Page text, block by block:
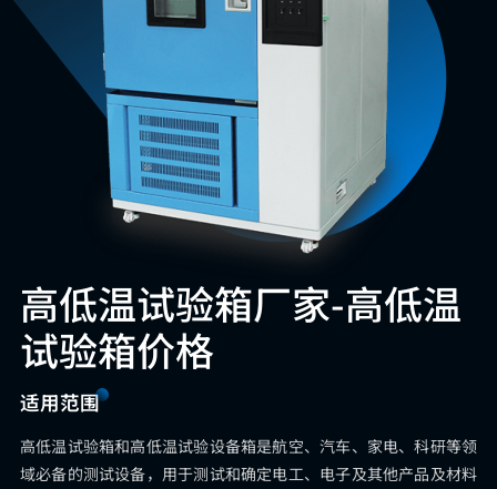
高低温试验箱厂家-高低温
试验箱价格
适用范围
高低温试验箱和高低温试验设备箱是航空、汽车、家电、科研等领
域必备的测试设备，用于测试和确定电工、电子及其他产品及材料